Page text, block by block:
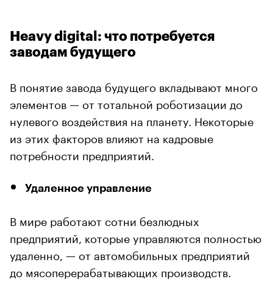
Heavy digital: что потребуется
заводам будущего
В понятие завода будущего вкладывают много
элементов — от тотальной роботизации до
нулевого воздействия на планету. Некоторые
из этих факторов влияют на кадровые
потребности предприятий.
Удаленное управление
В мире работают сотни безлюдных
предприятий, которые управляются полностью
удаленно, — от автомобильных предприятий
до мясоперерабатывающих производств.